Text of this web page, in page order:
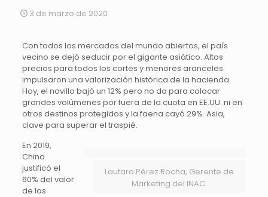
3 de marzo de 2020
Con todos los mercados del mundo abiertos, el país
vecino se dejó seducir por el gigante asiático. Altos
precios para todos los cortes y menores aranceles
impulsaron una valorización histórica de la hacienda.
Hoy, el novillo bajó un 12% pero no da para colocar
grandes volúmenes por fuera de la cuota en EE.UU. ni en
otros destinos protegidos y la faena cayó 29%. Asia,
clave para superar el traspié.
Lautaro Pérez Rocha, Gerente de
Marketing del INAC.
En 2019,
China
justificó el
60% del valor
de las